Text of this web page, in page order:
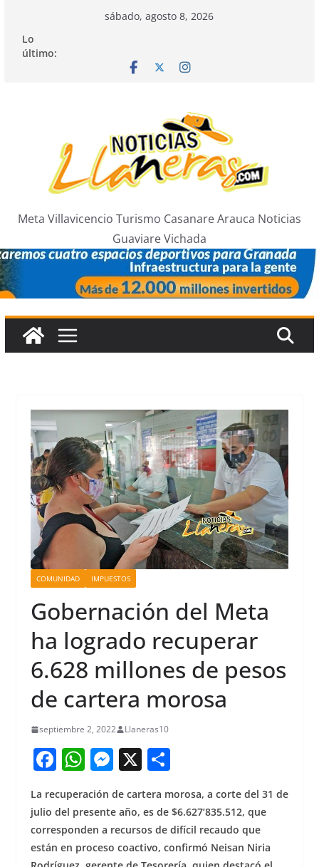
contenido
sábado, agosto 8, 2026
Lo
último:
Meta Villavicencio Turismo Casanare Arauca Noticias
Guaviare Vichada
COMUNIDAD IMPUESTOS
Gobernación del Meta
ha logrado recuperar
6.628 millones de pesos
de cartera morosa
septiembre 2, 2022 Llaneras10
F
c
e
b
W
h
at
s
A
M
e
ss
e
n
X S
ar
e
La recuperación de cartera morosa, a corte del 31 de
julio del presente año, es de $6.627’835.512, que
corresponden a recursos de difícil recaudo que
están en proceso coactivo, confirmó Neisan Niria